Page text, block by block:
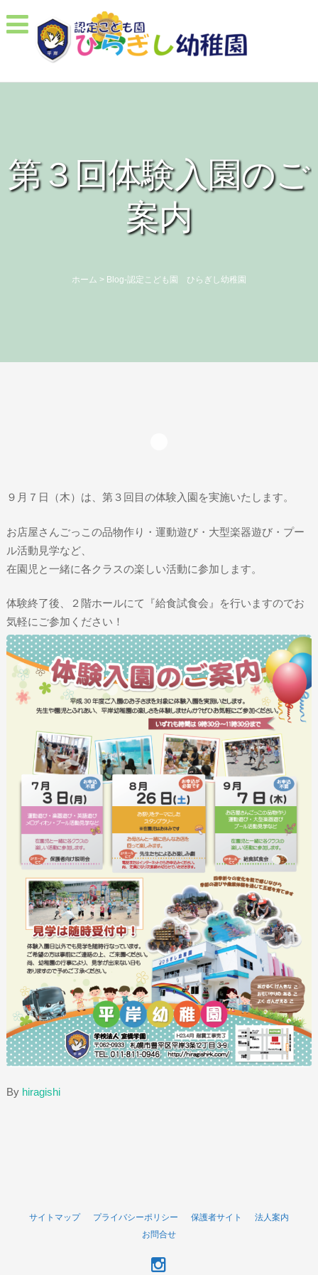
第３回体験入園のご
案内
ホーム > Blog-認定こども園 ひらぎし幼稚園
９月７日（木）は、第３回目の体験入園を実施いたします。
お店屋さんごっこの品物作り・運動遊び・大型楽器遊び・プー
ル活動見学など、
在園児と一緒に各クラスの楽しい活動に参加します。
体験終了後、２階ホールにて『給食試食会』を行いますのでお
気軽にご参加ください！
By hiragishi
サイトマップ プライバシーポリシー 保護者サイト
法人案内
お問合せ